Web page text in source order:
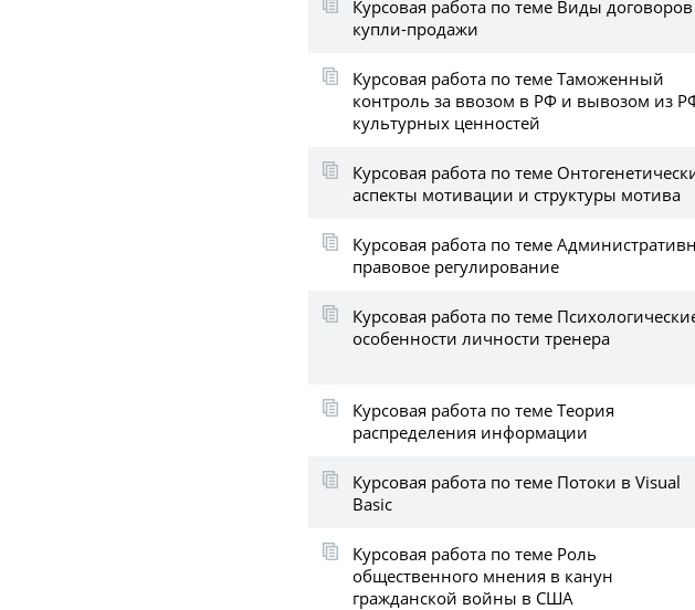
Курсовая работа по теме Виды договоров
купли-продажи
Курсовая работа по теме Таможенный
контроль за ввозом в РФ и вывозом из
культурных ценностей
Курсовая работа по теме
аспекты мотивации и структуры мотива
Курсовая работа по теме
правовое регулирование
Курсовая работа по теме
особенности личности тренера
Курсовая работа по теме Теория
распределения информации
Курсовая работа по теме Потоки в Visual
Basic
Курсовая работа по теме Роль
общественного мнения в канун
гражданской войны в США